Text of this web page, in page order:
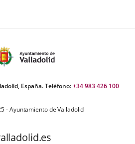
España. Teléfono:+34 983 426 100
- Ayuntamiento de Valladolid